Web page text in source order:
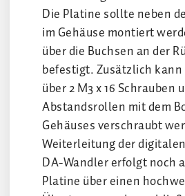
Die Platine sollte neben
im Gehäuse montiert
über die Buchsen an der
befestigt. Zusätzlich
über 2 M3 x 16 Schrauben
Abstandsrollen mit dem
Gehäuses verschraubt
Weiterleitung der
DA-Wandler erfolgt noch
Platine über einen